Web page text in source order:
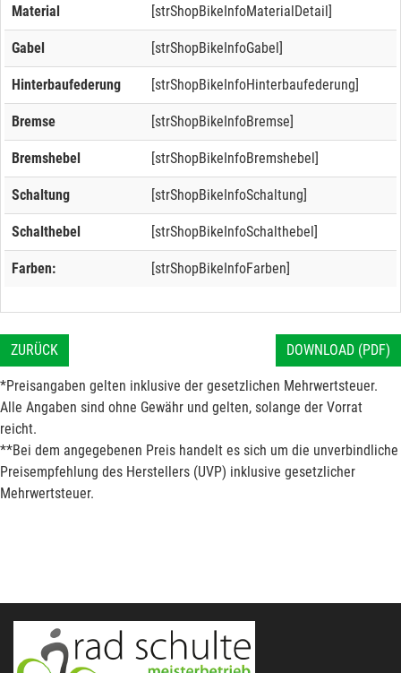
Material [strShopBikeInfoMaterialDetail]
Gabel [strShopBikeInfoGabel]
Hinterbaufederung [strShopBikeInfoHinterbaufederung]
Bremse [strShopBikeInfoBremse]
Bremshebel [strShopBikeInfoBremshebel]
Schaltung [strShopBikeInfoSchaltung]
Schalthebel [strShopBikeInfoSchalthebel]
Farben: [strShopBikeInfoFarben]
ZURÜCK DOWNLOAD (PDF)
*Preisangaben gelten inklusive der gesetzlichen Mehrwertsteuer.
Alle Angaben sind ohne Gewähr und gelten, solange der Vorrat
reicht.
**Bei dem angegebenen Preis handelt es sich um die unverbindliche
Preisempfehlung des Herstellers (UVP) inklusive gesetzlicher
Mehrwertsteuer.